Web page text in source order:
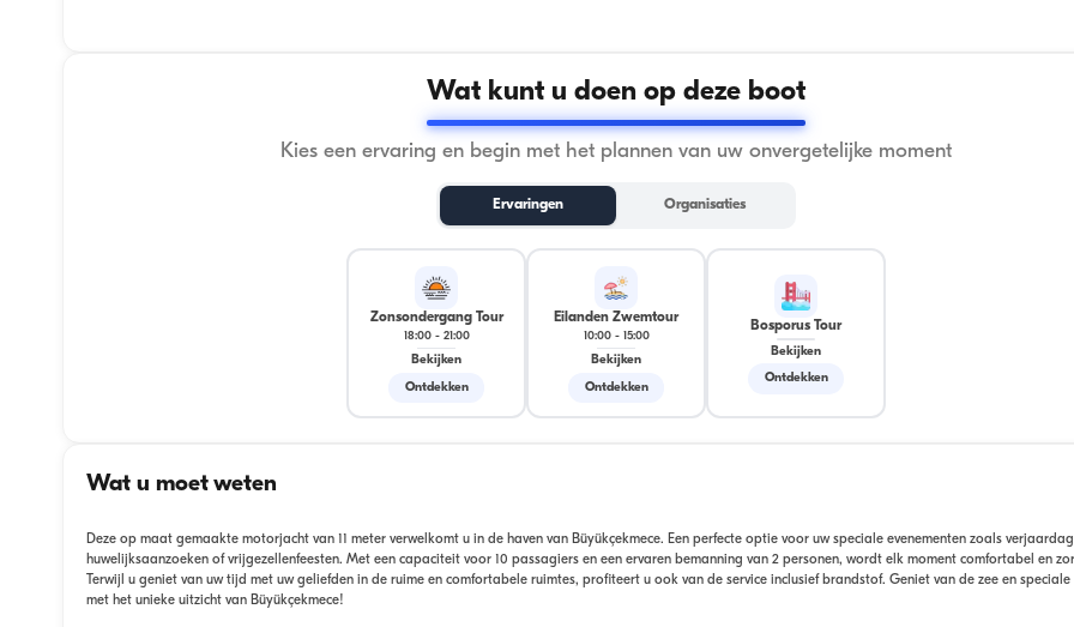
Wat kunt u doen op deze boot
Kies een ervaring en begin met het plannen van uw onvergetelijke moment
Ervaringen Organisaties
Zonsondergang Tour
18:00- 21:00
Bekijken
Ontdekken
Eilanden Zwemtour
10:00- 15:00
Bekijken
Ontdekken
Bosporus Tour
Bekijken
Ontdekken
Wat u moet weten
Deze op maat gemaakte motorjacht van 11 meter verwelkomt u in de haven van Büyükçekmece. Een perfecte optie voor uw speciale evenementen zoals
huwelijksaanzoeken of vrijgezellenfeesten. Met een capaciteit voor 10 passagiers en een ervaren bemanning van 2 personen, wordt elk moment comfortabel en
Terwijl u geniet van uw tijd met uw geliefden in de ruime en comfortabele ruimtes, profiteert u ook van de service inclusief brandstof. Geniet van de zee en speciale
met het unieke uitzicht van Büyükçekmece!